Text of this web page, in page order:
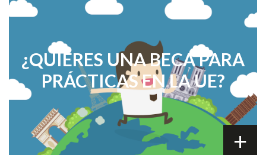
¿QUIERES UNA BECA PARA
PRÁCTICAS EN LA UE?